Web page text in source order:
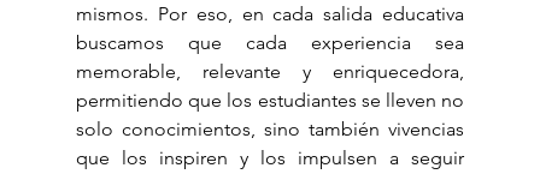
mismos. Por eso, en cada salida educativa
buscamos que cada experiencia sea
memorable, relevante y enriquecedora,
permitiendo que los estudiantes se lleven no
solo conocimientos, sino también vivencias
que los inspiren y los impulsen a seguir